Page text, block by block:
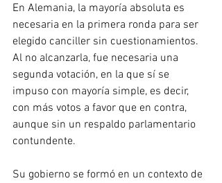
En Alemania, la mayoría absoluta es
necesaria en la primera ronda para ser
elegido canciller sin cuestionamientos.
Al no alcanzarla, fue necesaria una
segunda votación, en la que sí se
impuso con mayoría simple, es decir,
con más votos a favor que en contra,
aunque sin un respaldo parlamentario
contundente.
Su gobierno se formó en un contexto de